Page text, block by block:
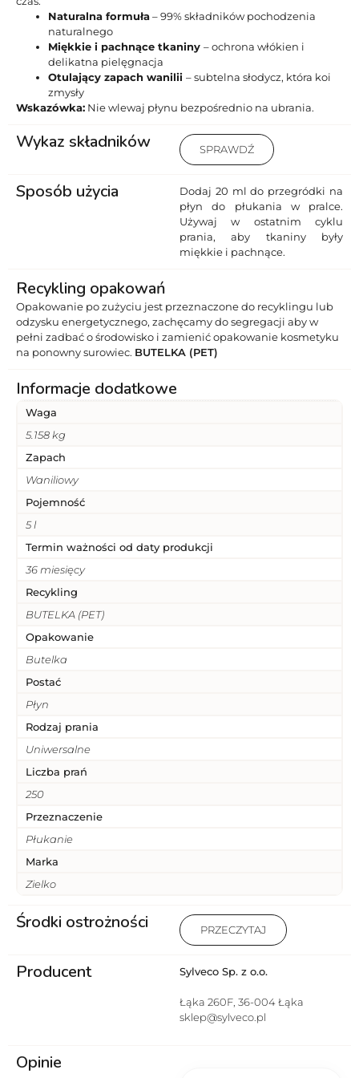
Naturalna formuła– 99% składników pochodzenia
naturalnego
Miękkie i pachnące tkaniny – ochrona włókien i
delikatna pielęgnacja
Otulający zapach wanilii – subtelna słodycz, która koi
zmysły
Wskazówka: Nie wlewaj płynu bezpośrednio na ubrania.
Wykaz składników SPRAWDŹ
Sposób użycia
Dodaj 20 ml do przegródki na
płyn do płukania w pralce.
Używaj w ostatnim cyklu
prania, aby tkaniny były
miękkie i pachnące.
Recykling opakowań
Opakowanie po zużyciu jest przeznaczone do recyklingu lub
odzysku energetycznego, zachęcamy do segregacji aby w
pełni zadbać o środowisko i zamienić opakowanie kosmetyku
na ponowny surowiec. BUTELKA (PET)
Informacje dodatkowe
Waga
5.158 kg
Zapach
Waniliowy
Pojemność
5 l
Termin ważności od daty produkcji
36 miesięcy
Recykling
BUTELKA (PET)
Opakowanie
Butelka
Postać
Płyn
Rodzaj prania
Uniwersalne
Liczba prań
250
Przeznaczenie
Płukanie
Marka
Zielko
Środki ostrożności
Działa drażniąco na oczy.
Działa drażniąco na skórę.
ochronne/odzież
oczu/ochronę twarzy. W
PRZYPADKU KONTAKTU ZE
PRZECZYTAJ
Producent Sylveco Sp. z o.o.
Łąka 260F, 36-004 Łąka
sklep@sylveco.pl
Opinie